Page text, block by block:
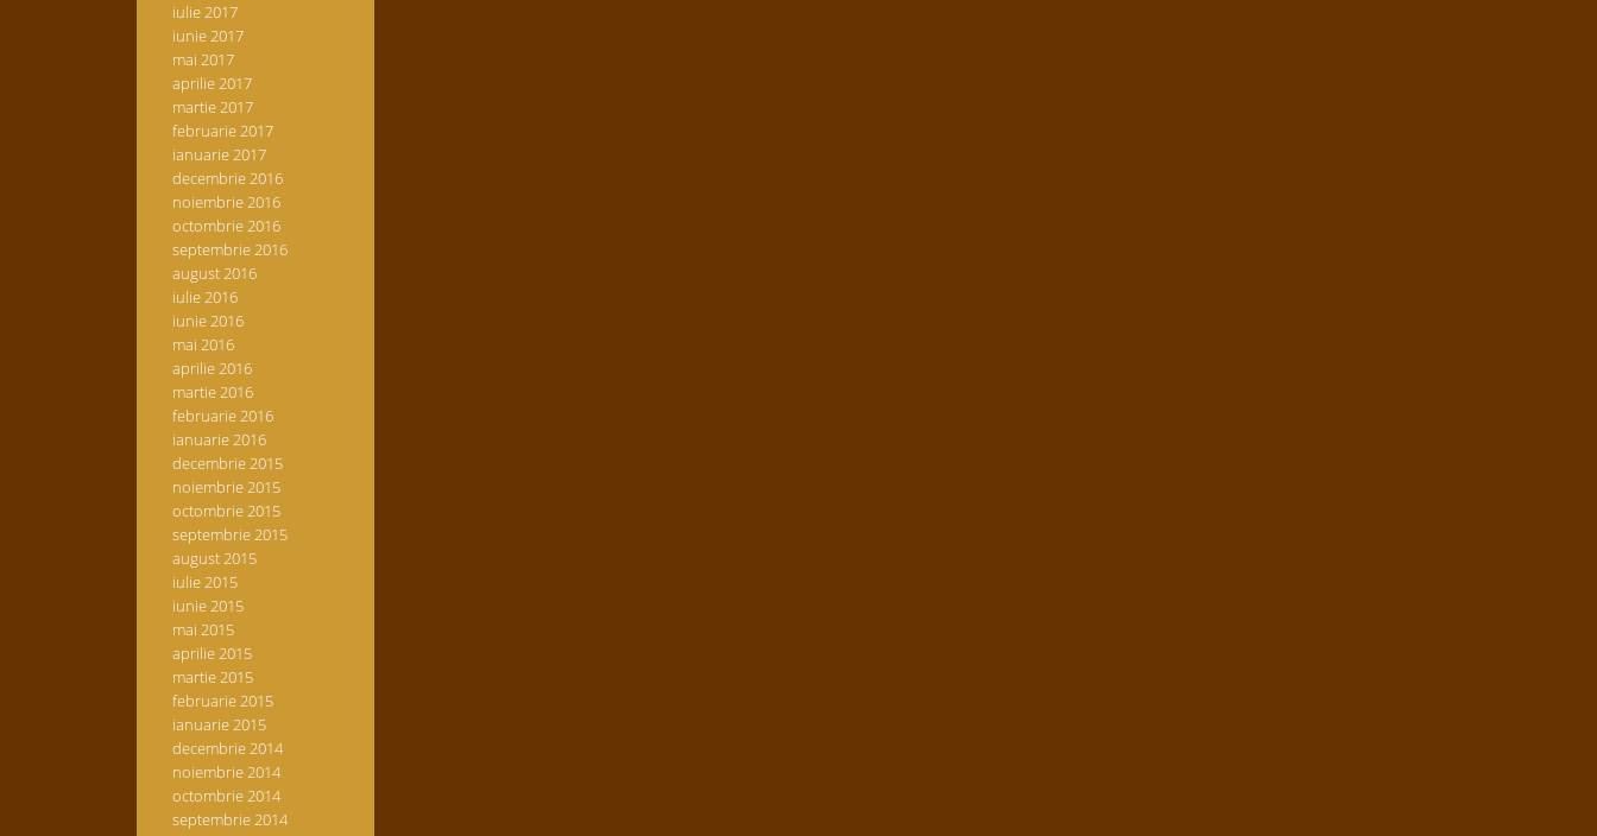
iulie 2017
iunie 2017
mai 2017
aprilie 2017
martie 2017
februarie 2017
ianuarie 2017
decembrie 2016
noiembrie 2016
octombrie 2016
septembrie 2016
august 2016
iulie 2016
iunie 2016
mai 2016
aprilie 2016
martie 2016
februarie 2016
ianuarie 2016
decembrie 2015
noiembrie 2015
octombrie 2015
septembrie 2015
august 2015
iulie 2015
iunie 2015
mai 2015
aprilie 2015
martie 2015
februarie 2015
ianuarie 2015
decembrie 2014
noiembrie 2014
octombrie 2014
septembrie 2014